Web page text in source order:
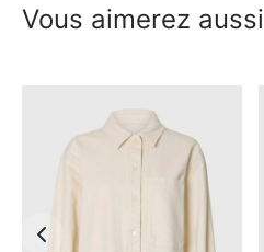
Vous aimerez aussi